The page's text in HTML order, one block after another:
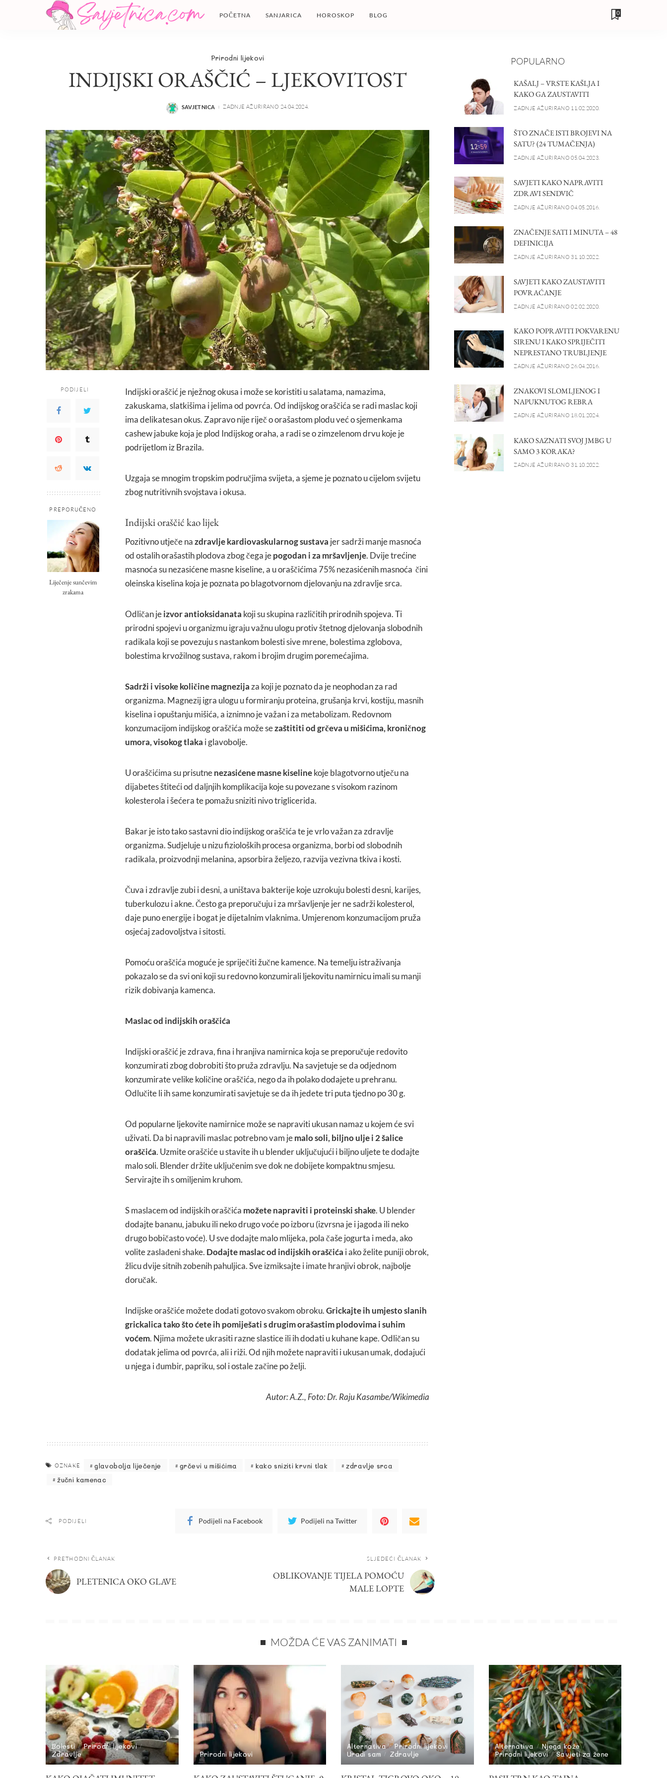
POČETNA SANJARICA HOROSKOP BLOG 0
Prirodni lijekovi
INDIJSKI ORAŠČIĆ – LJEKOVITOST
POSTED
SAVJETNICA ZADNJE AŽURIRANO 24.04.2024.
PODIJELI
PREPORUČENO
Liječenje sunčevim
zrakama
Indijski oraščić je nježnog okusa i može se koristiti u salatama, namazima,
zakuskama, slatkišima i jelima od povrća. Od indijskog oraščića se radi maslac koji
ima delikatesan okus. Zapravo nije riječ o orašastom plodu već o sjemenkama
cashew jabuke koja je plod Indijskog oraha, a radi se o zimzelenom drvu koje je
podrijetlom iz Brazila.
Uzgaja se mnogim tropskim područjima svijeta, a sjeme je poznato u cijelom svijetu
zbog nutritivnih svojstava i okusa.
Indijski oraščić kao lijek
Pozitivno utječe nazdravlje kardiovaskularnog sustava jer sadrži manje masnoća
od ostalih orašastih plodova zbog čega jepogodan i za mršavljenje. Dvije trećine
masnoća su nezasićene masne kiseline, a u oraščićima 75% nezasićenih masnoća čini
oleinska kiselina koja je poznata po blagotvornom djelovanju na zdravlje srca.
Odličan jeizvor antioksidanata koji su skupina različitih prirodnih spojeva. Ti
prirodni spojevi u organizmu igraju važnu ulogu protiv štetnog djelovanja slobodnih
radikala koji se povezuju s nastankom bolesti sive mrene, bolestima zglobova,
bolestima krvožilnog sustava, rakom i brojim drugim poremećajima.
Sadrži i visoke količine magnezijaza koji je poznato da je neophodan za rad
organizma. Magnezij igra ulogu u formiranju proteina, grušanja krvi, kostiju, masnih
kiselina i opuštanju mišića, a iznimno je važan i za metabolizam. Redovnom
konzumacijom indijskog oraščića može sezaštititi od grčeva u mišićima, kroničnog
umora, visokog tlaka i glavobolje.
U oraščićima su prisutnenezasićene masne kiselinekoje blagotvorno utječu na
dijabetes štiteći od daljnjih komplikacija koje su povezane s visokom razinom
kolesterola i šećera te pomažu sniziti nivo triglicerida.
Bakar je isto tako sastavni dio indijskog oraščića te je vrlo važan za zdravlje
organizma. Sudjeluje u nizu fizioloških procesa organizma, borbi od slobodnih
radikala, proizvodnji melanina, apsorbira željezo, razvija vezivna tkiva i kosti.
Čuva i zdravlje zubi i desni, a uništava bakterije koje uzrokuju bolesti desni, karijes,
tuberkulozu i akne. Često ga preporučuju i za mršavljenje jer ne sadrži kolesterol,
daje puno energije i bogat je dijetalnim vlaknima. Umjerenom konzumacijom pruža
osjećaj zadovoljstva i sitosti.
Pomoću oraščića moguće je spriječiti žučne kamence. Na temelju istraživanja
pokazalo se da svi oni koji su redovno konzumirali ljekovitu namirnicu imali su manji
rizik dobivanja kamenca.
Maslac od indijskih oraščića
Indijski oraščić je zdrava, fina i hranjiva namirnica koja se preporučuje redovito
konzumirati zbog dobrobiti što pruža zdravlju. Na savjetuje se da odjednom
konzumirate velike količine oraščića, nego da ih polako dodajete u prehranu.
Odlučite li ih same konzumirati savjetuje se da ih jedete tri puta tjedno po 30 g.
Od popularne ljekovite namirnice može se napraviti ukusan namaz u kojem će svi
uživati. Da bi napravili maslac potrebno vam jemalo soli, biljno ulje i 2 šalice
oraščića. Uzmite oraščiće u stavite ih u blender uključujući i biljno uljete te dodajte
malo soli. Blender držite uključenim sve dok ne dobijete kompaktnu smjesu.
Servirajte ih s omiljenim kruhom.
S maslacem od indijskih oraščića možete napraviti i proteinski shake. U blender
dodajte bananu, jabuku ili neko drugo voće po izboru (izvrsna je i jagoda ili neko
drugo bobičasto voće). U sve dodajte malo mlijeka, pola čaše jogurta i meda, ako
volite zaslađeni shake. Dodajte maslac od indijskih oraščića i ako želite puniji obrok,
žlicu dvije sitnih zobenih pahuljica. Sve izmiksajte i imate hranjivi obrok, najbolje
doručak.
Indijske oraščiće možete dodati gotovo svakom obroku.Grickajte ih umjesto slanih
grickalica tako što ćete ih pomiješati s drugim orašastim plodovima i suhim
voćem. Njima možete ukrasiti razne slastice ili ih dodati u kuhane kape. Odličan su
dodatak jelima od povrća, ali i riži. Od njih možete napraviti i ukusan umak, dodajući
u njega i đumbir, papriku, sol i ostale začine po želji.
Autor: A.Z., Foto: Dr. Raju Kasambe/Wikimedia
OZNAKE glavobolja liječenje grčevi u mišićima kako sniziti krvni tlak
zdravlje srca
žučni kamenac
PODIJELI Podijeli na Facebook Podijeli na Twitter
PRETHODNI ČLANAK
PLETENICA OKO GLAVE
SLJEDEĆI ČLANAK
OBLIKOVANJE TIJELA POMOĆU
MALE LOPTE
POPULARNO
KAŠALJ – VRSTE KAŠLJA I
KAKO GA ZAUSTAVITI
ZADNJE AŽURIRANO 11.02.2020.
ŠTO ZNAČE ISTI BROJEVI NA
SATU? (24 TUMAČENJA)
ZADNJE AŽURIRANO 05.04.2023.
SAVJETI KAKO NAPRAVITI
ZDRAVI SENDVIČ
ZADNJE AŽURIRANO 04.05.2016.
ZNAČENJE SATI I MINUTA – 48
DEFINICIJA
ZADNJE AŽURIRANO 31.10.2022.
SAVJETI KAKO ZAUSTAVITI
POVRAĆANJE
ZADNJE AŽURIRANO 02.02.2020.
KAKO POPRAVITI POKVARENU
SIRENU I KAKO SPRIJEČITI
NEPRESTANO TRUBLJENJE
ZADNJE AŽURIRANO 26.04.2016.
ZNAKOVI SLOMLJENOG I
NAPUKNUTOG REBRA
ZADNJE AŽURIRANO 18.01.2024.
KAKO SAZNATI SVOJ JMBG U
SAMO 3 KORAKA?
ZADNJE AŽURIRANO 31.10.2022.
MOŽDA ĆE VAS ZANIMATI
Bolesti
Prirodni lijekovi
Zdravlje
Prirodni lijekovi
Alternativa
Prirodni lijekovi
Uradi sam
Zdravlje
Alternativa
Njega kože
Prirodni lijekovi
Savjeti za žene